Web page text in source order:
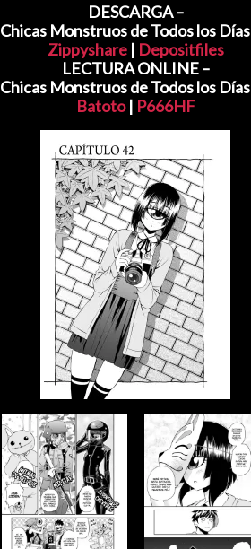
DESCARGA –
Chicas Monstruos de Todos los
Zippyshare| Depositfiles
LECTURA ONLINE –
Chicas Monstruos de Todos los
Batoto| P666HF